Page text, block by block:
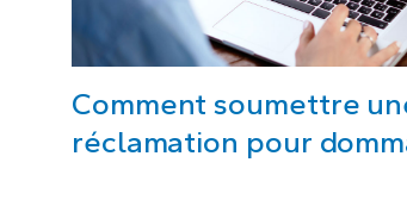
Comment soumettre
réclamation pour